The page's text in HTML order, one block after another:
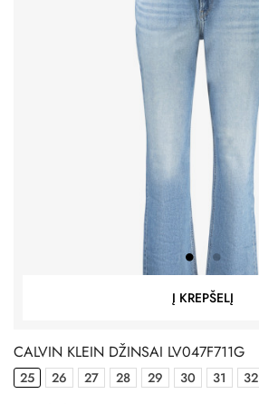
Į KREPŠELĮ
CALVIN KLEIN DŽINSAI LV047F711G
25 26 27 28 29 30 31 32